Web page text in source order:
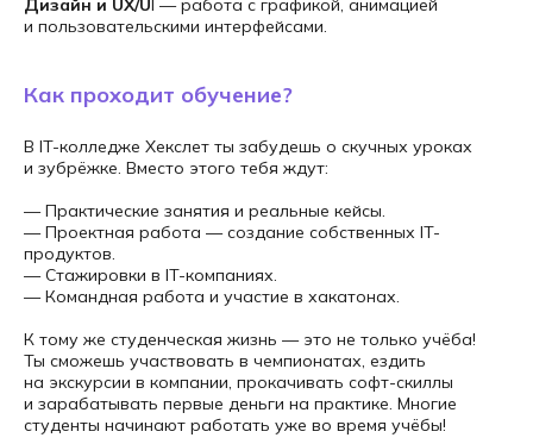
Дизайн и UX/U I — работа с графикой, анимацией
и пользовательскими интерфейсами.
Как проходит обучение?
В IT-колледже Хекслет ты забудешь о скучных уроках
и зубрёжке. Вместо этого тебя ждут:
— Практические занятия и реальные кейсы.
— Проектная работа — создание собственных IT-
продуктов.
— Стажировки в IT-компаниях.
— Командная работа и участие в хакатонах.
К тому же студенческая жизнь — это не только учёба!
Ты сможешь участвовать в чемпионатах, ездить
на экскурсии в компании, прокачивать софт-скиллы
и зарабатывать первые деньги на практике. Многие
студенты начинают работать уже во время учёбы!
+7
Записаться на
Нажимая на кнопку Получить
консультацию я даю
обработкуперсональных данных